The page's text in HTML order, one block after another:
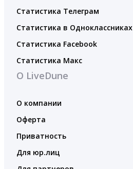
Статистика Телеграм
Статистика в Одноклассниках
Статистика Facebook
Статистика Макс
О LiveDune
О компании
Оферта
Приватность
Для юр.лиц